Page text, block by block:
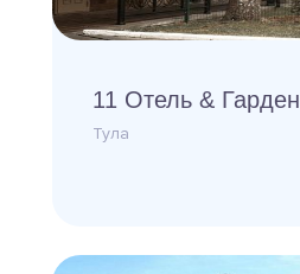
11 Отель & Гарден
Тула